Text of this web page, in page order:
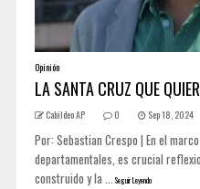
Opinión
LA SANTA CRUZ QUE
Cabildeo AP 0 Sep 18, 2024
Por: Sebastian Crespo | En el
departamentales, es crucial
construido y la ... Seguir Leyendo